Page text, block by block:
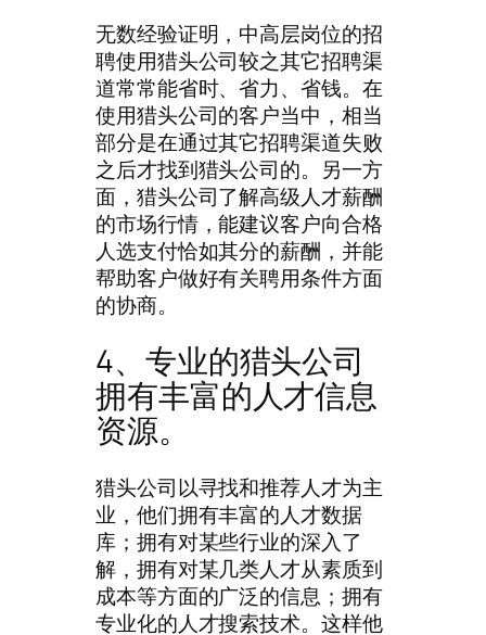
无数经验证明，中高层岗位的招
聘使用猎头公司较之其它招聘渠
道常常能省时、省力、省钱。在
使用猎头公司的客户当中，相当
部分是在通过其它招聘渠道失败
之后才找到猎头公司的。另一方
面，猎头公司了解高级人才薪酬
的市场行情，能建议客户向合格
人选支付恰如其分的薪酬，并能
帮助客户做好有关聘用条件方面
的协商。
4、专业的猎头公司
拥有丰富的人才信息
资源。
猎头公司以寻找和推荐人才为主
业，他们拥有丰富的人才数据
库；拥有对某些行业的深入了
解，拥有对某几类人才从素质到
成本等方面的广泛的信息；拥有
专业化的人才搜索技术。这样他